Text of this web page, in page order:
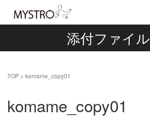
添付ファイル
TOP > komame_copy01
komame_copy01